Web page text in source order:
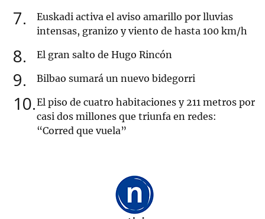
7
Euskadi activa el aviso amarillo por lluvias
intensas, granizo y viento de hasta 100 km/h
8 El gran salto de Hugo Rincón
9 Bilbao sumará un nuevo bidegorri
10 El piso de cuatro habitaciones y 211 metros por
casi dos millones que triunfa en redes:
“Corred que vuela”